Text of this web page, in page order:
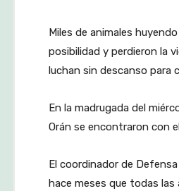
Miles de animales
posibilidad y perdieron la
luchan sin descanso para
En la madrugada del
Orán se encontraron con
El coordinador de
hace meses que todas las